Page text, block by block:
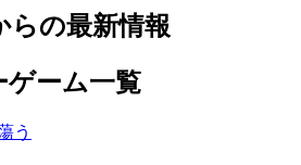
らの最新情報
ゲーム一覧